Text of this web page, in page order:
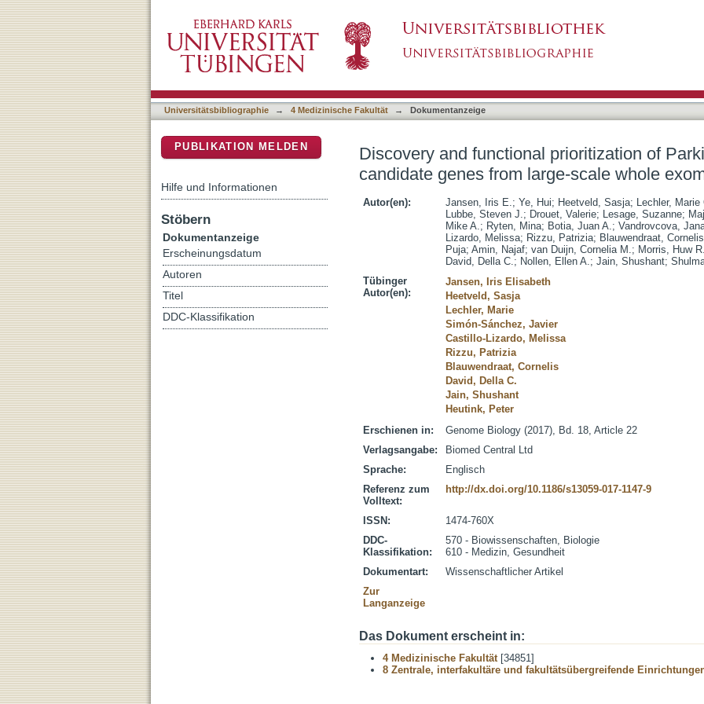
Discovery and functional prioritization of Parkinson's disease candidate
whole exome sequencing
Universitätsbibliographie → 4 Medizinische Fakultät → Dokumentanzeige
Discovery and functional prioritization of
candidate genes from large-scale whole
Autor(en): Jansen, Iris E.; Ye, Hui; Heetveld, Sasja; Lechler, Marie
Lubbe, Steven J.; Drouet, Valerie; Lesage, Suzanne;
Mike A.; Ryten, Mina; Botia, Juan A.; Vandrovcova,
Lizardo, Melissa; Rizzu, Patrizia; Blauwendraat, Cornelis
Puja; Amin, Najaf; van Duijn, Cornelia M.; Morris, Huw R.
David, Della C.; Nollen, Ellen A.; Jain, Shushant;
Tübinger
Autor(en):
Jansen, Iris Elisabeth
Heetveld, Sasja
Lechler, Marie
Simón-Sánchez, Javier
Castillo-Lizardo, Melissa
Rizzu, Patrizia
Blauwendraat, Cornelis
David, Della C.
Jain, Shushant
Heutink, Peter
Erschienen in:
Genome Biology (2017), Bd. 18, Article 22
Verlagsangabe:
Biomed Central Ltd
Sprache:
Englisch
Referenz zum
Volltext:
http://dx.doi.org/10.1186/s13059-017-1147-9
ISSN:
1474-760X
DDC-
Klassifikation:
570 - Biowissenschaften, Biologie
610 - Medizin, Gesundheit
Dokumentart:
Wissenschaftlicher Artikel
Zur
Langanzeige
Das Dokument erscheint in:
4 Medizinische Fakultät[34851]
8 Zentrale, interfakultäre und fakultätsübergreifende
PUBLIKATION MELDEN
Hilfe und Informationen
Stöbern
Dokumentanzeige
Erscheinungsdatum
Autoren
Titel
DDC-Klassifikation